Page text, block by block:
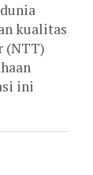
kualitas
(NTT)
ini